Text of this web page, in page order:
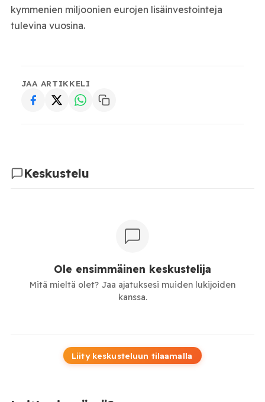
kymmenien miljoonien eurojen lisäinvestointeja
tulevina vuosina.
JAA ARTIKKELI
Keskustelu
Ole ensimmäinen keskustelija
Mitä mieltä olet? Jaa ajatuksesi muiden lukijoiden
kanssa.
Liity keskusteluun tilaamalla